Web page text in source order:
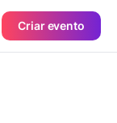
Criar evento